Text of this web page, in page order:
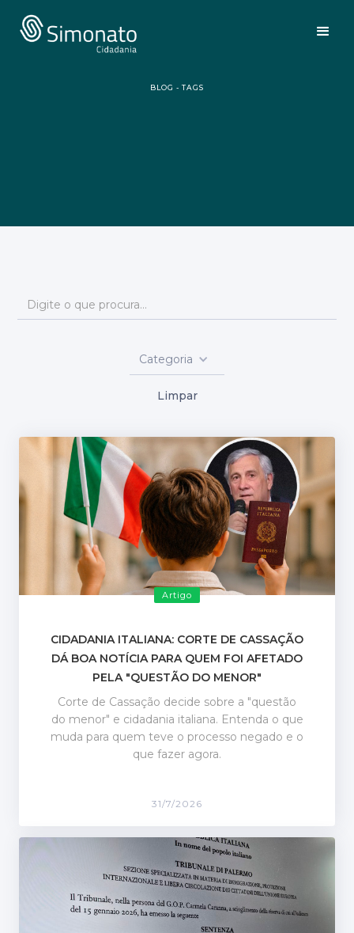
BLOG - TAGS
Categoria
Limpar
Artigo
CIDADANIA ITALIANA: CORTE DE CASSAÇÃO
DÁ BOA NOTÍCIA PARA QUEM FOI AFETADO
PELA "QUESTÃO DO MENOR"
Corte de Cassação decide sobre a "questão
do menor" e cidadania italiana. Entenda o que
muda para quem teve o processo negado e o
que fazer agora.
31/7/2026